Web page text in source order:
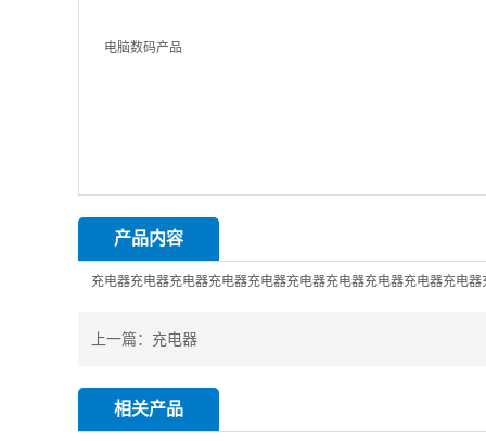
产品内容
充电器充电器充电器充电器充电器充电器充电器充电器充电器充电
上一篇： 充电器
相关产品